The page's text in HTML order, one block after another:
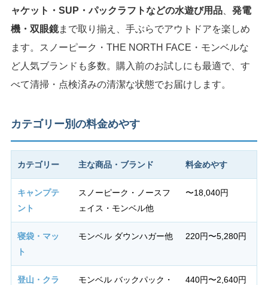
ャケット・SUP・パックラフトなどの水遊び用品、 発電
機・双眼鏡まで取り揃え、手ぶらでアウトドアを楽しめ
ます。スノーピーク・THE NORTH FACE・モンベルな
ど人気ブランドも多数。購入前のお試しにも最適で、す
べて清掃・点検済みの清潔な状態でお届けします。
カテゴリー別の料金めやす
カテゴリー 主な商品・ブランド 料金めやす
キャンプテ
ント
スノーピーク・ノースフ
ェイス・モンベル他
〜18,040円
寝袋・マッ
ト
モンベル ダウンハガー他 220円〜5,280円
登山・クラ
モンベル バックパック・
440円〜2,640円